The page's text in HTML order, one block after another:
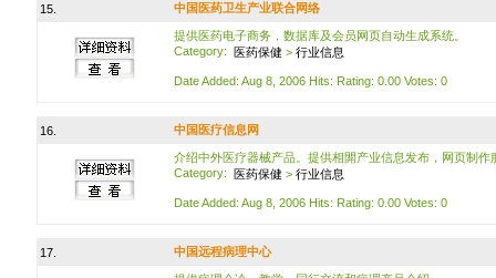
15. 中国医药卫生产业联合网络
提供医药电子商务，数据库及会员网页自动生成系统。
Category: 医药保健 > 行业信息
Date Added: Aug 8, 2006 Hits: Rating: 0.00 Votes: 0
16. 中国医疗信息网
介绍中外医疗器械产品。提供相閞产业信息发布，网页制作
Category: 医药保健 > 行业信息
Date Added: Aug 8, 2006 Hits: Rating: 0.00 Votes: 0
17. 中国远程病理中心